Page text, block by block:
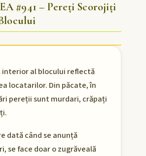
#941 – Pereți Scorojiți
interior al blocului reflectă
locatarilor. Din păcate, în
pereții sunt murdari, crăpați
dată când se anunță
se face doar o zugrăveală